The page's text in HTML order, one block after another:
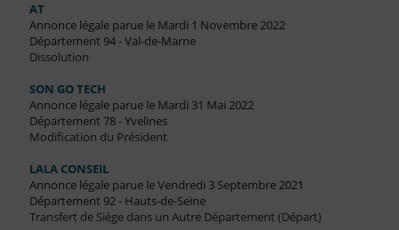
AT
Annonce légale parue le Mardi 1 Novembre 2022
Département 94 - Val-de-Marne
Dissolution
SON GO TECH
Annonce légale parue le Mardi 31 Mai 2022
Département 78 - Yvelines
Modification du Président
LALA CONSEIL
Annonce légale parue le Vendredi 3 Septembre 2021
Département 92 - Hauts-de-Seine
Transfert de Siège dans un Autre Département (Départ)